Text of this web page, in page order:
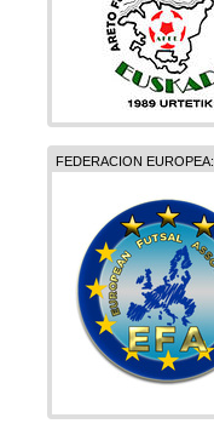
FEDERACION EUROPEA: